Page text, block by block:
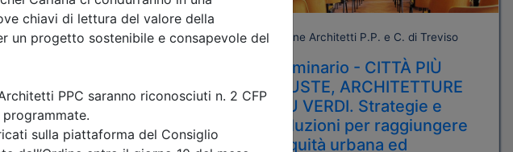
Ordine Architetti P.P. e C. di Treviso
CANTIERE. Dalla
conformità documentale
all’allestimento del
ponteggio" -
Ordine Architetti P.P. e C. di Treviso
Seminario - CITTÀ PIÙ
GIUSTE, ARCHITETTURE
PIÙ VERDI. Strategie e
soluzioni per raggiungere
l’equità urbana ed